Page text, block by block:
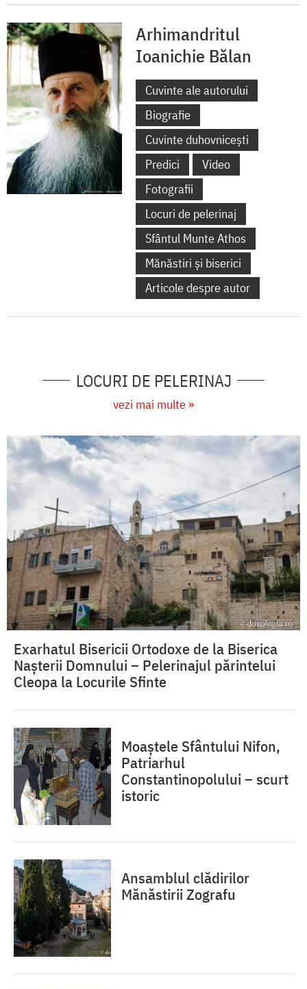
Arhimandritul
Ioanichie Bălan
Cuvinte ale autorului
Biografie
Cuvinte duhovnicești
Predici
Video
Fotografii
Locuri de pelerinaj
Sfântul Munte Athos
Mănăstiri și biserici
Articole despre autor
LOCURI DE PELERINAJ
vezi mai multe »
Exarhatul Bisericii Ortodoxe de la Biserica
Nașterii Domnului – Pelerinajul părintelui
Cleopa la Locurile Sfinte
Moaștele Sfântului Nifon,
Patriarhul
Constantinopolului – scurt
istoric
Ansamblul clădirilor
Mănăstirii Zografu